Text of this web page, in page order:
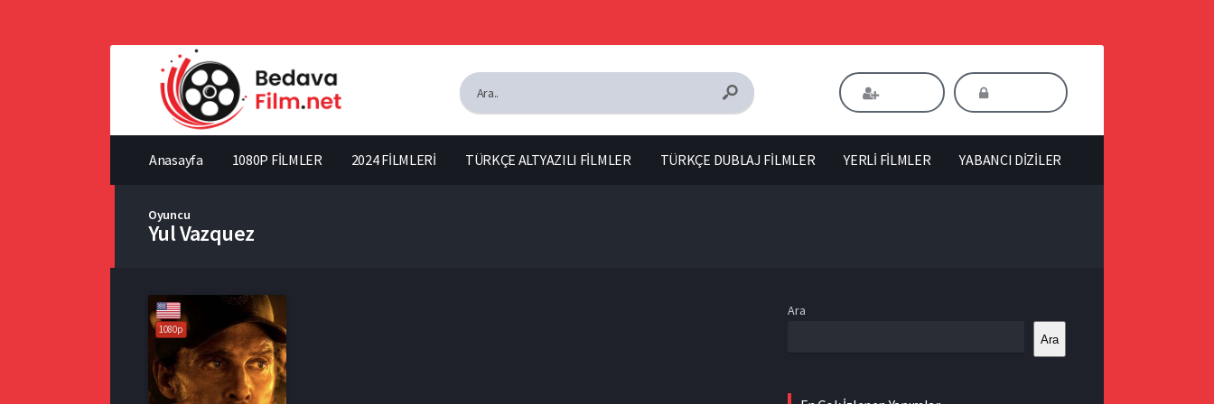
Anasayfa 1080P FİLMLER 2024 FİLMLERİ TÜRKÇE ALTYAZILI FİLMLER TÜRKÇE DUBLAJ FİLMLER YERLİ FİLMLER YABANCI DİZİLER
Oyuncu
Yul Vazquez
1080p
Ara
Ara